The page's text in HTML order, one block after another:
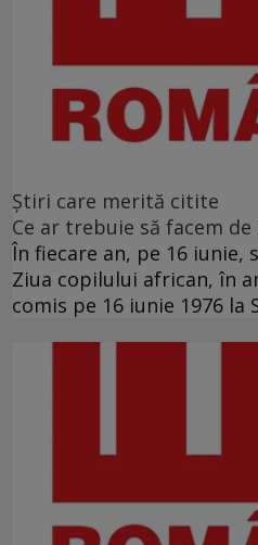
Ştiri care merită citite
Ce ar trebuie să facem de
În fiecare an, pe 16 iunie,
Ziua copilului african, în
comis pe 16 iunie 1976 la